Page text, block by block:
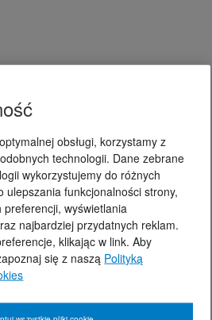
obsługi, korzystamy z
technologii. Dane zebrane
wykorzystujemy do różnych
ulepszania funkcjonalności strony,
wyświetlania
najbardziej przydatnych reklam.
klikając w link. Aby
się z naszą Polityką